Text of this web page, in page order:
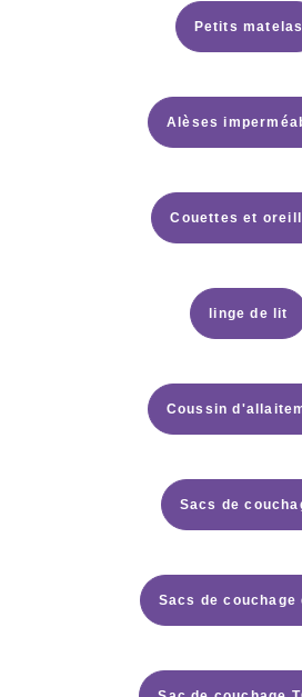
Petits matelas
Alèses
Couettes et
linge de lit
Coussin
Sacs de
Sacs de couchage